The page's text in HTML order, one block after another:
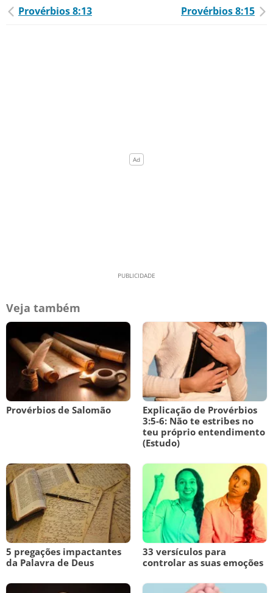
Provérbios 8:13 Provérbios 8:15
Veja também
Provérbios de Salomão
Explicação de Provérbios
3:5-6: Não te estribes no
teu próprio entendimento
(Estudo)
5 pregações impactantes
da Palavra de Deus
33 versículos para
controlar as suas emoções